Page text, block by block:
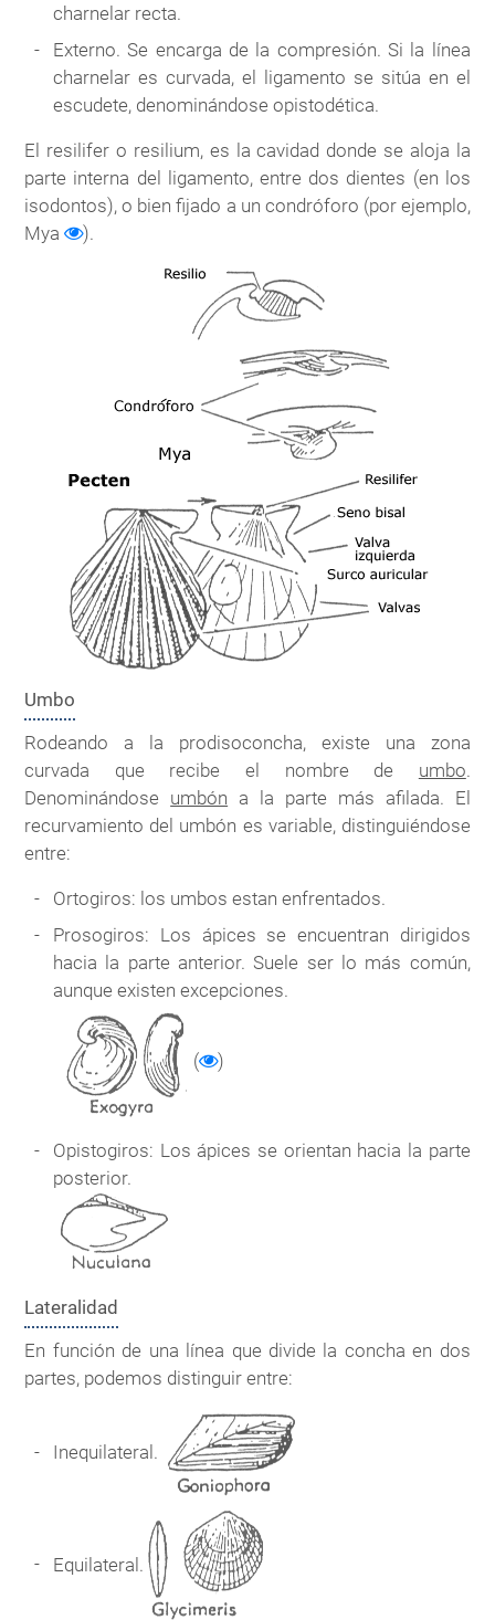
charnelar recta.
Externo. Se encarga de la compresión. Si la línea
charnelar es curvada, el ligamento se sitúa en el
escudete, denominándose opistodética.
El resilifer o resilium, es la cavidad donde se aloja la
parte interna del ligamento, entre dos dientes (en los
isodontos), o bien fijado a un condróforo (por ejemplo,
Mya
).
Umbo
Rodeando a la prodisoconcha, existe una zona
curvada que recibe el nombre de umbo.
Denominándose umbón a la parte más afilada. El
recurvamiento del umbón es variable, distinguiéndose
entre:
Ortogiros: los umbos estan enfrentados.
Prosogiros: Los ápices se encuentran dirigidos
hacia la parte anterior. Suele ser lo más común,
aunque existen excepciones.
( )
Opistogiros: Los ápices se orientan hacia la parte
posterior.
Lateralidad
En función de una línea que divide la concha en dos
partes, podemos distinguir entre:
Inequilateral.
Equilateral.